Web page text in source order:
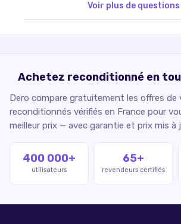
Voir plus de questions
Achetez reconditionné en
Dero compare gratuitement les offres de
reconditionnés vérifiés en France pour
meilleur prix — avec garantie et prix mis à
400 000+
utilisateurs
65+
revendeurs certifiés